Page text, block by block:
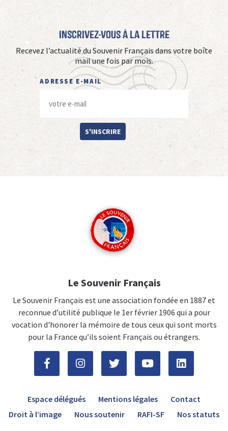
Inscrivez-vous à La Lettre
Recevez l’actualité du Souvenir Français dans votre boîte
mail une fois par mois.
ADRESSE E-MAIL
S'INSCRIRE
Le Souvenir Français
Le Souvenir Français est une association fondée en 1887 et
reconnue d’utilité publique le 1er février 1906 qui a pour
vocation d'honorer la mémoire de tous ceux qui sont morts
pour la France qu’ils soient Français ou étrangers.
Espace délégués Mentions légales
Contact
Droit à l’image
Nous soutenir RAFI-SF Nos statuts